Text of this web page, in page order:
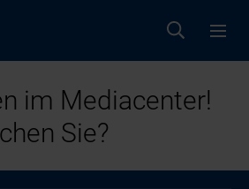
im Mediacenter!
Sie?